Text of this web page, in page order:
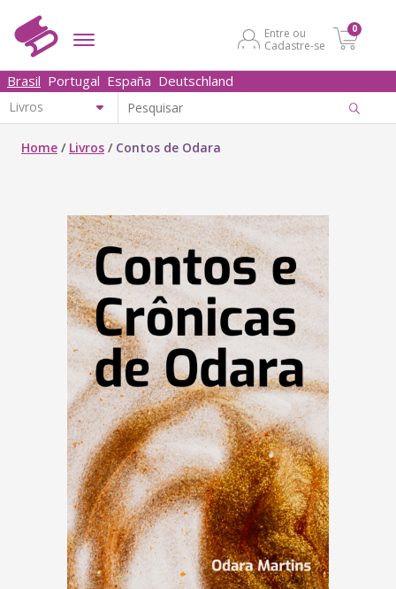
Entre ou
Cadastre-se
0
Brasil Portugal España Deutschland
Home / Livros / Contos de Odara